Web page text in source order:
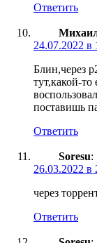
Ответить
24.07.2022 в
Блин,через
тут,какой-
поставишь
Ответить
Soresu:
26.03.2022 в
через
Ответить